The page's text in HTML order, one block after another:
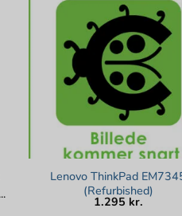
Lenovo ThinkPad
(Refurbished)
1.295 kr.